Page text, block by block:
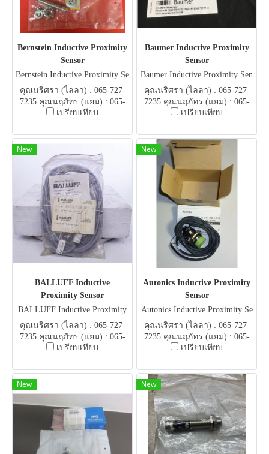
Bernstein Inductive Proximity
Sensor
Bernstein Inductive Proximity Se
nsor
คุณนริศรา (ไลลา) : 065-727-
7235 คุณนฤภัทร (แยม) : 065-
051-5951 E-mail .
เปรียบเทียบ
Baumer Inductive Proximity
Sensor
Baumer Inductive Proximity Sen
คุณนริศรา (ไลลา) : 065-727-
7235 คุณนฤภัทร (แยม) : 065-
051-5951 E-mail .
เปรียบเทียบ
New
BALLUFF Inductive
Proximity Sensor
BALLUFF Inductive Proximity
Sensor
คุณนริศรา (ไลลา) : 065-727-
7235 คุณนฤภัทร (แยม) : 065-
051-5951 E-mail .
เปรียบเทียบ
New
Autonics Inductive Proximity
Sensor
Autonics Inductive Proximity Se
nsor
คุณนริศรา (ไลลา) : 065-727-
7235 คุณนฤภัทร (แยม) : 065-
051-5951 E-mail .
เปรียบเทียบ
New New